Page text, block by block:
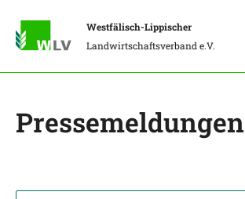
Westfälisch-Lippischer
Landwirtschaftsverband e.V.
Pressemeldungen